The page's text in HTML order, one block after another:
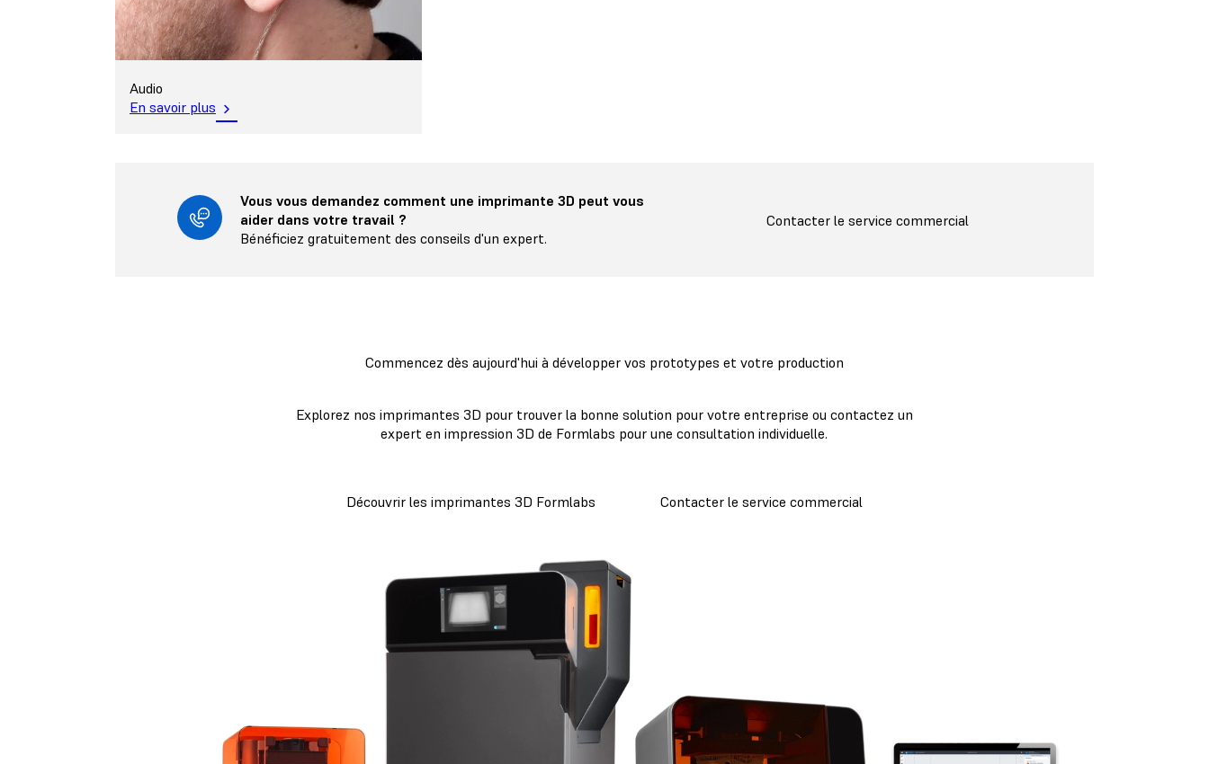
Audio
En savoir plus
Vous vous demandez comment une imprimante 3D peut vous
aider dans votre travail ?
Bénéficiez gratuitement des conseils d'un expert.
Contacter le service commercial
Commencez dès aujourd'hui à développer vos prototypes et votre production
Explorez nos imprimantes 3D pour trouver la bonne solution pour votre entreprise ou contactez un
expert en impression 3D de Formlabs pour une consultation individuelle.
Découvrir les imprimantes 3D Formlabs Contacter le service commercial